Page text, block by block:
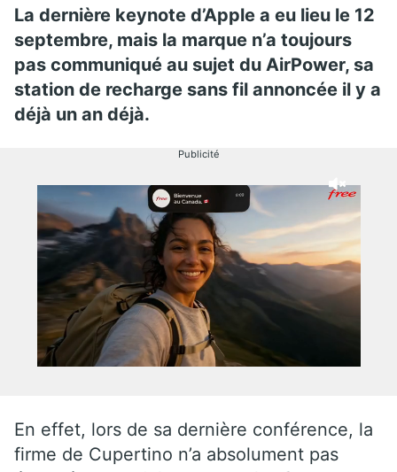
La dernière keynote d’Apple a eu lieu le 12
septembre, mais la marque n’a toujours
pas communiqué au sujet du AirPower, sa
station de recharge sans fil annoncée il y a
déjà un an déjà.
Publicité
En effet, lors de sa dernière conférence, la
firme de Cupertino n’a absolument pas